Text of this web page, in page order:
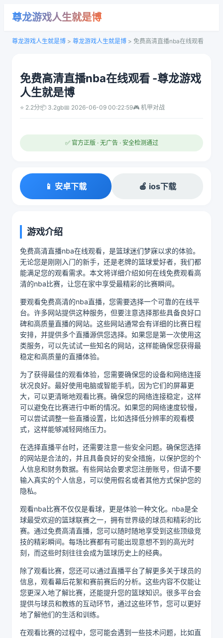
尊龙游戏人生就是博
尊龙游戏人生就是博 > 尊龙游戏人生就是博 > 免费高清直播nba在线观看
免费高清直播nba在线观看 -尊龙游戏
人生就是博
⭐ 2.2分📦 3.2gb📅 2026-06-09 00:22:59🎮 机甲对战
✅ 官方正版 · 无广告 · 安全检测通过
📱 安卓下载 🍎 ios下载
游戏介绍
免费高清直播nba在线观看，是篮球迷们梦寐以求的体验。
无论您是刚刚入门的新手，还是老牌的篮球爱好者，我们都
能满足您的观看需求。本文将详细介绍如何在线免费观看高
清的nba比赛，让您在家中享受最精彩的比赛瞬间。
要观看免费高清的nba直播，您需要选择一个可靠的在线平
台。许多网站提供这种服务，但要注意选择那些具备良好口
碑和高质量直播的网站。这些网站通常会有详细的比赛日程
安排，并提供多个直播源供您选择。如果您是第一次使用这
类服务，可以先试试一些知名的网站，这样能确保您获得最
稳定和高质量的直播体验。
为了获得最佳的观看体验，您需要确保您的设备和网络连接
状况良好。最好使用电脑或智能手机，因为它们的屏幕更
大，可以更清晰地观看比赛。确保您的网络连接稳定，这样
可以避免在比赛进行中断的情况。如果您的网络速度较慢，
可以尝试调整一些直播设置，比如选择低分辨率的观看模
式，这样能够减轻网络压力。
在选择直播平台时，还需要注意一些安全问题。确保您选择
的网站是合法的，并且具备良好的安全措施，以保护您的个
人信息和财务数据。有些网站会要求您注册账号，但请不要
输入真实的个人信息，可以使用假名或者其他方式保护您的
隐私。
观看nba比赛不仅仅是看球，更是体验一种文化。nba是全
球最受欢迎的篮球联赛之一，拥有世界级的球员和精彩的比
赛。通过免费高清直播，您可以随时随地享受到这些顶级竞
技的精彩瞬间。每场比赛都有可能出现意想不到的高光时
刻，而这些时刻往往会成为篮球历史上的经典。
除了观看比赛，您还可以通过直播平台了解更多关于球员的
信息，观看幕后花絮和赛前赛后的分析。这些内容不仅能让
您更深入地了解比赛，还能提升您的篮球知识。很多平台会
提供与球员和教练的互动环节，通过这些环节，您可以更好
地了解他们的生活和训练。
在观看比赛的过程中，您可能会遇到一些技术问题，比如直